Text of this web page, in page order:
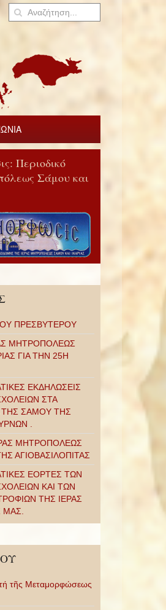
Περιοδικό
Σάμου και
ΠΡΕΣΒΥΤΕΡΟΥ
ΜΗΤΡΟΠΟΛΕΩΣ
ΓΙΑ ΤΗΝ 25Η
ΕΚΔΗΛΩΣΕΙΣ
ΣΤΑ
ΤΗΣ ΣΑΜΟΥ ΤΗΣ
.
ΜΗΤΡΟΠΟΛΕΩΣ
ΑΓΙΟΒΑΣΙΛΟΠΙΤΑΣ
ΕΟΡΤΕΣ ΤΩΝ
ΚΑΙ ΤΩΝ
ΤΗΣ ΙΕΡΑΣ
τῆς Μεταμορφώσεως